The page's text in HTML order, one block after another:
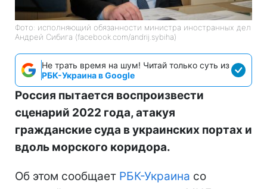
Фото: исполняющий обязанности министра иностранных дел
Андрей Сибига (facebook.com/andrij.sybiha)
Не трать время на шум! Читай только суть из
РБК-Украина в Google
Россия пытается воспроизвести
сценарий 2022 года, атакуя
гражданские суда в украинских портах и
вдоль морского коридора.
Об этом сообщает РБК-Украина со